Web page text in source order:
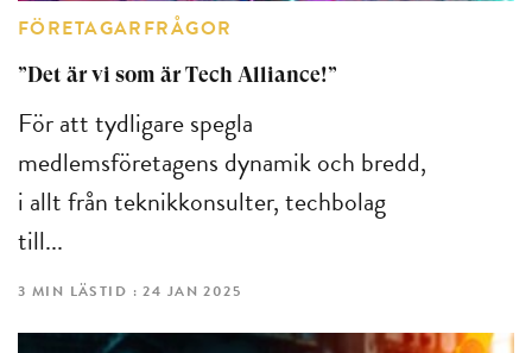
FÖRETAGARFRÅGOR
”Det är vi som är Tech Alliance!”
För att tydligare spegla
medlemsföretagens dynamik och bredd,
i allt från teknikkonsulter, techbolag
till...
3 MIN LÄSTID : 24 JAN 2025